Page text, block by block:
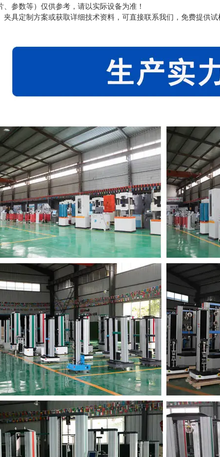
、参数等）仅供参考，请以实际设备为准！
夹具定制方案或获取详细技术资料，可直接联系我们，免费提供试